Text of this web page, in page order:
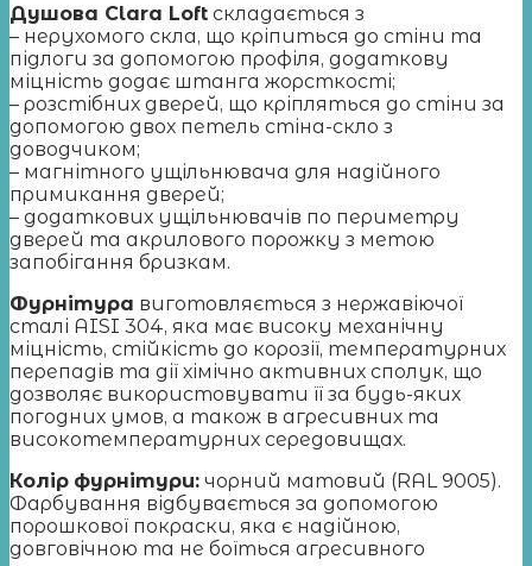
Душова Clara Loft складається з
– нерухомого скла, що кріпиться до стіни та
підлоги за допомогою профіля, додаткову
міцність додає штанга жорсткості;
– розстібних дверей, що кріпляться до стіни за
допомогою двох петель стіна-скло з
доводчиком;
– магнітного ущільнювача для надійного
примикання дверей;
– додаткових ущільнювачів по периметру
дверей та акрилового порожку з метою
запобігання бризкам.
Фурнітура виготовляється з нержавіючої
сталі AISI 304, яка має високу механічну
міцність, стійкість до корозії, температурних
перепадів та дії хімічно активних сполук, що
дозволяє використовувати її за будь-яких
погодних умов, а також в агресивних та
високотемпературних середовищах.
Колір фурнітури: чорний матовий (RAL 9005).
Фарбування відбувається за допомогою
порошкової покраски, яка є надійною,
довговічною та не боїться агресивного